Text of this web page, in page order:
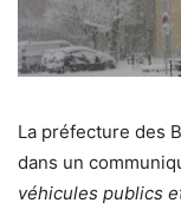
La préfecture des
dans un
véhicules publics